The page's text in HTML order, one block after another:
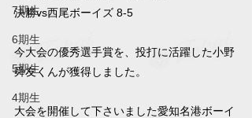
7期生
6期生
5期生
4期生
決勝vs西尾ボーイズ 8-5
今大会の優秀選手賞を、投打に活躍した小野
舜友くんが獲得しました。
大会を開催して下さいました愛知名港ボーイ